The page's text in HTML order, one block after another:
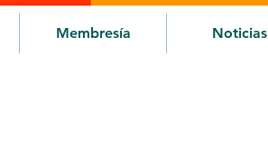
Membresía Noticias